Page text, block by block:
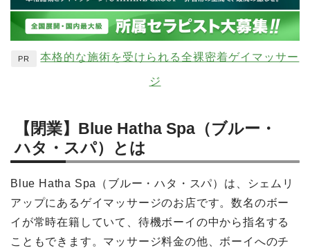
PR 本格的な施術を受けられる全裸密着ゲイマッサー
ジ
【閉業】Blue Hatha Spa（ブルー・
ハタ・スパ）とは
Blue Hatha Spa（ブルー・ハタ・スパ）は、シェムリ
アップにあるゲイマッサージのお店です。数名のボー
イが常時在籍していて、待機ボーイの中から指名する
こともできます。マッサージ料金の他、ボーイへのチ